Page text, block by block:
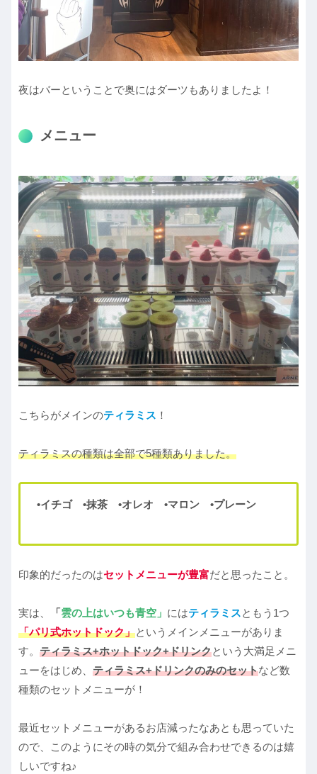
夜はバーということで奥にはダーツもありましたよ！
メニュー
こちらがメインのティラミス ！
ティラミスの種類は全部で5種類ありました。
•イチゴ •抹茶 •オレオ •マロン •プレーン
印象的だったのはセットメニューが豊富だと思ったこと。
実は、 「 雲の上はいつも青空」 にはティラミスともう1つ
「パリ式ホットドック」というメインメニューがありま
す。 ティラミス+ホットドック+ドリンクという大満足メニ
ューをはじめ、 ティラミス+ドリンクのみのセットなど数
種類のセットメニューが！
最近セットメニューがあるお店減ったなあとも思っていた
ので、このようにその時の気分で組み合わせできるのは嬉
しいですね♪